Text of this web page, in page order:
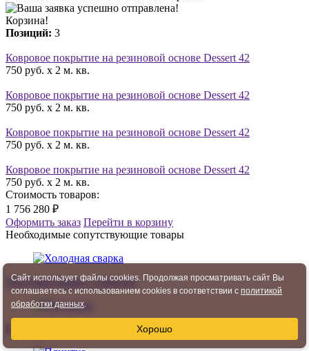
Корзина!
Позиций: 3
Ковровое покрытие на резиновой основе Dessert 42
750 руб. x 2 м. кв.
Ковровое покрытие на резиновой основе Dessert 42
750 руб. x 2 м. кв.
Ковровое покрытие на резиновой основе Dessert 42
750 руб. x 2 м. кв.
Ковровое покрытие на резиновой основе Dessert 42
750 руб. x 2 м. кв.
Стоимость товаров:
1 756 280 ₽
Оформить заказ Перейти в корзину
Необходимые сопутствующие товары
Холодная сварка 1 позиций
Сайт использует файлы cookies. Продолжая просматривать сайт Вы
соглашаетесь с использованием cookies в соответствии с политикой
обработки данных.
Хорошо